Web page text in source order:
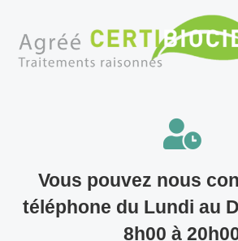
Vous pouvez nous
téléphone du Lundi au
8h00 à